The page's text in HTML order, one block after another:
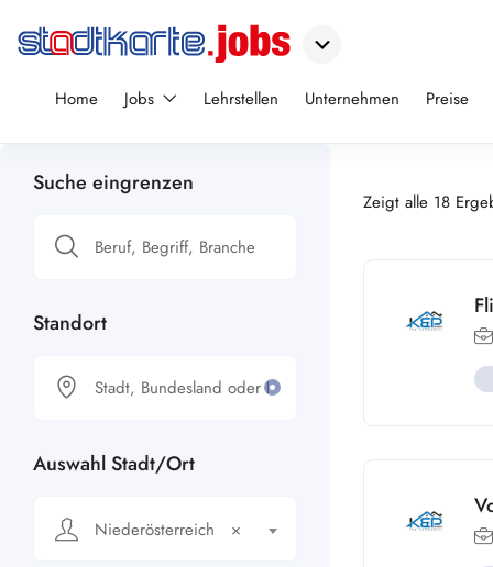
Home Jobs Lehrstellen Unternehmen Preise
Suche eingrenzen
Standort
Auswahl Stadt/Ort
×
Niederösterreich
Zeigt alle 18